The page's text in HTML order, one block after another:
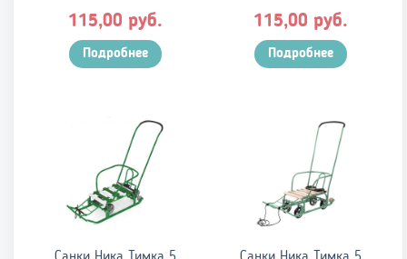
115,00 руб.
Подробнее
115,00 руб.
Подробнее